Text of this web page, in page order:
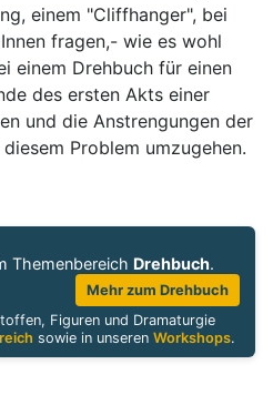
einem "Cliffhanger", bei
fragen,- wie es wohl
einem Drehbuch für einen
des ersten Akts einer
und die Anstrengungen der
Problem umzugehen.
Themenbereich Drehbuch.
Mehr zum Drehbuch
Figuren und Dramaturgie
sowie in unserenWorkshops.